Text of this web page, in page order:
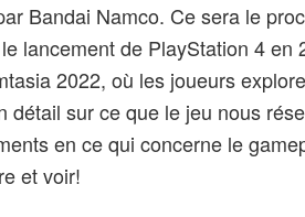
Bandai Namco. Ce sera le
lancement de PlayStation 4
2022, où les joueurs
détail sur ce que le jeu nous
en ce qui concerne le
et voir!